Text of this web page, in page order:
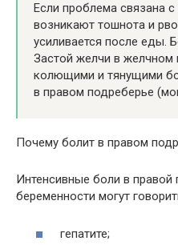
Если проблема связана
возникают тошнота и
усиливается после еды.
Застой желчи в желчном
колющими и тянущими
в правом подреберье
Почему болит в правом
Интенсивные боли в
беременности могут
гепатите;